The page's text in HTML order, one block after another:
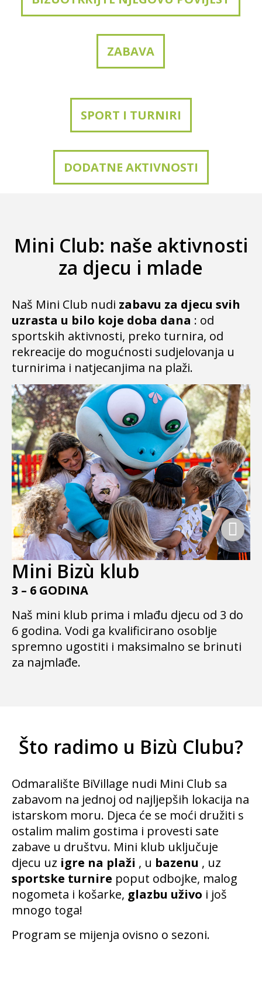
ZABAVA
SPORT I TURNIRI
DODATNE AKTIVNOSTI
Mini Club: naše aktivnosti
za djecu i mlade
Naš Mini Club nudi zabavu za djecu svih
uzrasta u bilo koje doba dana : od
sportskih aktivnosti, preko turnira, od
rekreacije do mogućnosti sudjelovanja u
turnirima i natjecanjima na plaži.
Mini Bizù klub
3 – 6 GODINA
Naš mini klub prima i mlađu djecu od 3 do
6 godina. Vodi ga kvalificirano osoblje
spremno ugostiti i maksimalno se brinuti
za najmlađe.
Što radimo u Bizù Clubu?
Odmaralište BiVillage nudi Mini Club sa
zabavom na jednoj od najljepših lokacija na
istarskom moru. Djeca će se moći družiti s
ostalim malim gostima i provesti sate
zabave u društvu. Mini klub uključuje
djecu uz igre na plaži , u bazenu , uz
sportske turnire poput odbojke, malog
nogometa i košarke, glazbu uživo i još
mnogo toga!
Program se mijenja ovisno o sezoni.